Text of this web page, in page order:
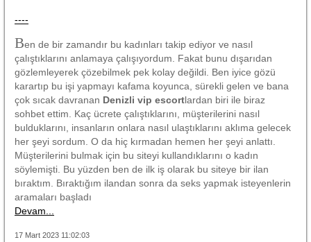
----
Ben de bir zamandır bu kadınları takip ediyor ve nasıl
çalıştıklarını anlamaya çalışıyordum. Fakat bunu dışarıdan
gözlemleyerek çözebilmek pek kolay değildi. Ben iyice gözü
karartıp bu işi yapmayı kafama koyunca, sürekli gelen ve bana
çok sıcak davranan Denizli vip escortlardan biri ile biraz
sohbet ettim. Kaç ücrete çalıştıklarını, müşterilerini nasıl
bulduklarını, insanların onlara nasıl ulaştıklarını aklıma gelecek
her şeyi sordum. O da hiç kırmadan hemen her şeyi anlattı.
Müşterilerini bulmak için bu siteyi kullandıklarını o kadın
söylemişti. Bu yüzden ben de ilk iş olarak bu siteye bir ilan
bıraktım. Bıraktığım ilandan sonra da seks yapmak isteyenlerin
aramaları başladı
Devam...
17 Mart 2023 11:02:03